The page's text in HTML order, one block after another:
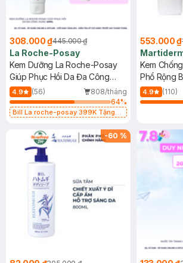
308.000 ₫445.000 ₫
La Roche-Posay
Kem Dưỡng La Roche-Posay
Giúp Phục Hồi Da Đa Công
Dụng 40ml
4.9 (56)
808/tháng
64%
Bill La roche-posay 399K Tặng
(SL có hạn)
553.000 ₫
Kem
Phổ Rộng
40ml
4.9 (110)
-60 %